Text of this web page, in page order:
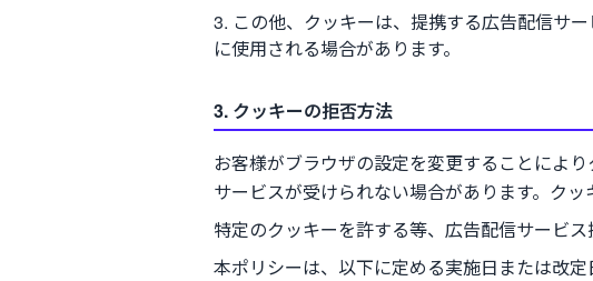
この他、クッキーは、提携する広告配信サ
に使用される場合があります。
3. クッキーの拒否方法
お客様がブラウザの設定を変更することによ
サービスが受けられない場合があります。ク
特定のクッキーを許する等、広告配信サービ
本ポリシーは、以下に定める実施日または改定